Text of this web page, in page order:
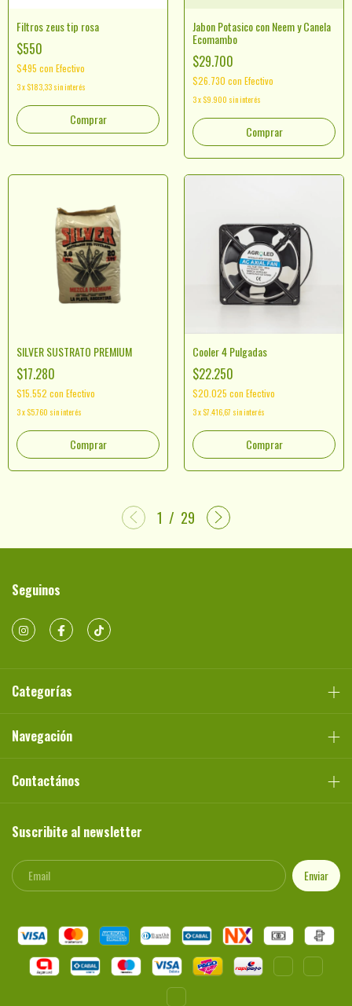
Filtros zeus tip rosa
$550
$495 con Efectivo
3x $183,33 sin interés
Jabon Potasico con Neem y Canela
Ecomambo
$29.700
$26.730 con Efectivo
3x $9.900 sin interés
Comprar
SILVER SUSTRATO PREMIUM
$17.280
$15.552 con Efectivo
3x $5.760 sin interés
Comprar
Cooler 4 Pulgadas
$22.250
$20.025 con Efectivo
3x $7.416,67 sin interés
1 / 29
Seguinos
Categorías
Navegación
Contactános
Suscribite al newsletter